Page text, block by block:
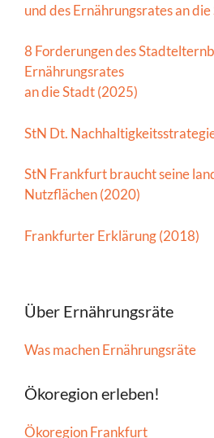
und des Ernährungsrates an
8 Forderungen des
Ernährungsrates
an die Stadt (2025)
StN Dt.
StN Frankfurt braucht seine
Nutzflächen (2020)
Frankfurter Erklärung (2018)
Über Ernährungsräte
Was machen Ernährungsräte
Ökoregion erleben!
Ökoregion Frankfurt